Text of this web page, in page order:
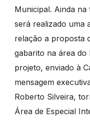
Municipal. Ainda
será realizado uma
relação a proposta
gabarito na área do
projeto, enviado à
mensagem
Roberto Silveira,
Área de Especial